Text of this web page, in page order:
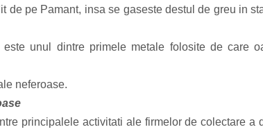
de pe Pamant, insa se gaseste destul de greu in
unul dintre primele metale folosite de care
neferoase.
principalele activitati ale firmelor de colectare a